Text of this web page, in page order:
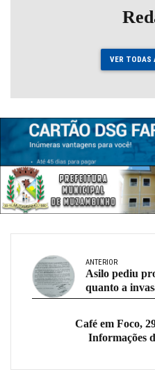
VER TODAS
ANTERIOR
Asilo pediu
quanto a
Café em Foco,
Informações